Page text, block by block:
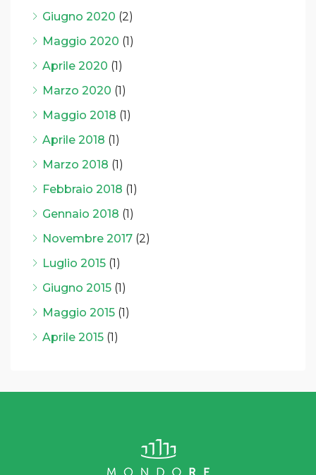
Giugno 2020 (2)
Maggio 2020 (1)
Aprile 2020 (1)
Marzo 2020 (1)
Maggio 2018 (1)
Aprile 2018 (1)
Marzo 2018 (1)
Febbraio 2018 (1)
Gennaio 2018 (1)
Novembre 2017 (2)
Luglio 2015 (1)
Giugno 2015 (1)
Maggio 2015 (1)
Aprile 2015 (1)